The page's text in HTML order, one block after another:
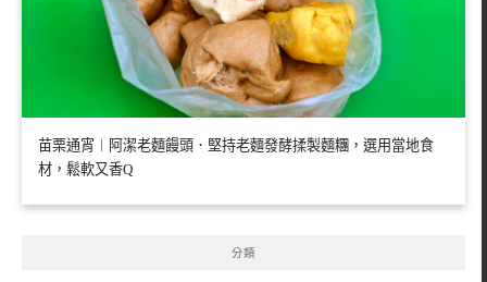
苗栗通宵︱阿潔老麵饅頭．堅持老麵發酵揉製麵糰，選用當地食
材，鬆軟又香Q
分類